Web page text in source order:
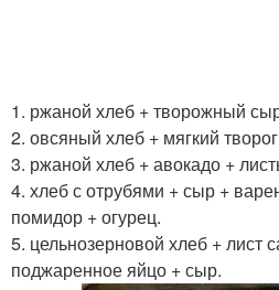
1. ржаной хлеб + творожный
2. овсяный хлеб + мягкий
3. ржаной хлеб + авокадо +
4. хлеб с отрубями + сыр +
помидор + огурец.
5. цельнозерновой хлеб + лист
поджаренное яйцо + сыр.